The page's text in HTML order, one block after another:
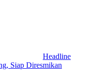
Headline
Siap Diresmikan